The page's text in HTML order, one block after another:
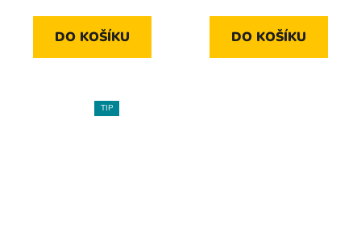
DO KOŠÍKU DO KOŠÍKU
TIP